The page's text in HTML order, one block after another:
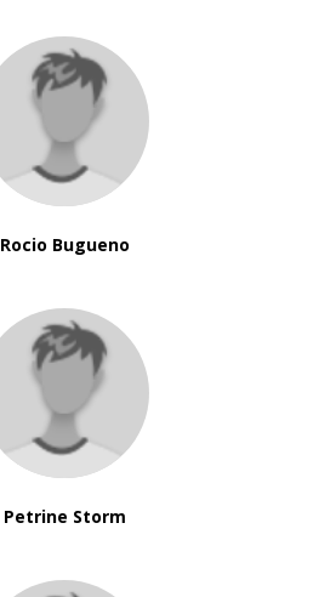
Rocio Bugueno
Petrine Storm